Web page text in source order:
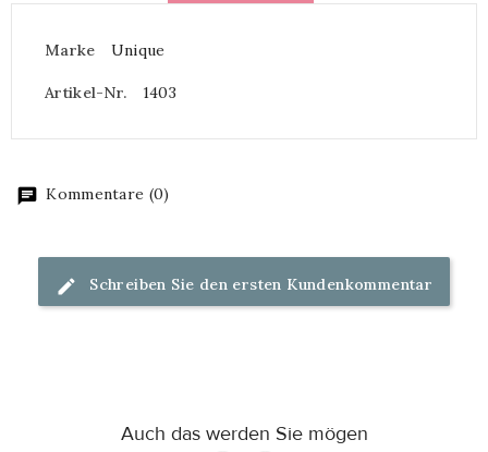
Marke Unique
Artikel-Nr. 1403
Kommentare (0)
Schreiben Sie den ersten Kundenkommentar
Auch das werden Sie mögen